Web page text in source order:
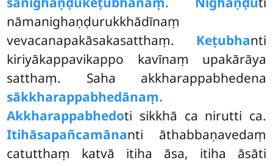
nāmanighaṇḍurukkhādīnaṃ
vevacanapakāsakasatthaṃ. Keṭubhanti
kiriyākappavikappo kavīnaṃ upakārāya
satthaṃ. Saha akkharappabhedena
sākkharappabhedānaṃ.
Akkharappabhedoti sikkhā ca nirutti ca.
Itihāsapañcamānanti āthabbaṇavedaṃ
catutthaṃ katvā itiha āsa, itiha āsāti